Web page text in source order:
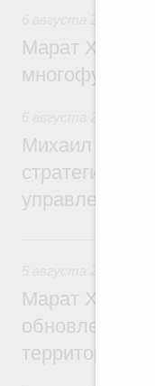
Марат
Михаил
управления
Марат
обновлено в
территорий